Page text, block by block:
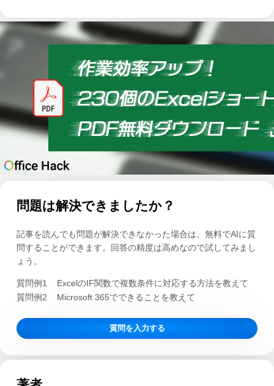
問題は解決できましたか？
記事を読んでも問題が解決できなかった場合は、無料でAIに質
問することができます。回答の精度は高めなので試してみまし
ょう。
質問例1
ExcelのIF関数で複数条件に対応する方法を教えて
質問例2
Microsoft 365でできることを教えて
質問を入力する